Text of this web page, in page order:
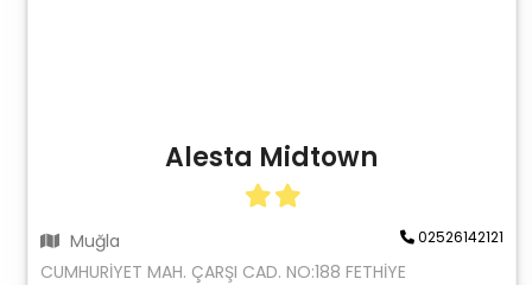
Alesta Midtown
Muğla 02526142121
CUMHURİYET MAH. ÇARŞI CAD. NO:188 FETHİYE